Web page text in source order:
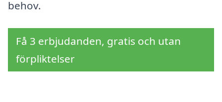
behov.
Få 3 erbjudanden, gratis och utan
förpliktelser